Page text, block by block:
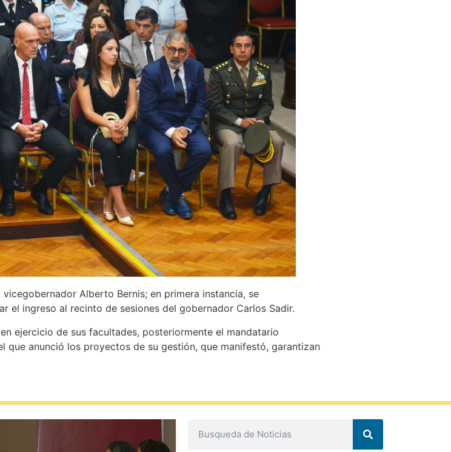
Alberto Bernis; en primera instancia, se
el ingreso al recinto de sesiones del gobernador Carlos Sadir.
ejercicio de sus facultades, posteriormente el mandatario
anunció los proyectos de su gestión, que manifestó, garantizan